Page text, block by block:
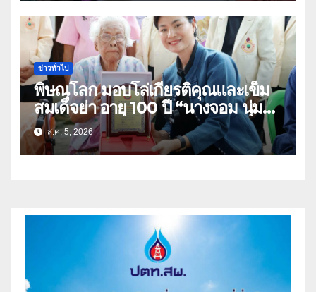
ข่าวทั่วไป
พิษณุโลก มอบโล่เกียรติคุณและเข็ม
สมเด็จย่า อายุ 100 ปี “นางจอม นุ่ม
เนตร” ตำบลบ้านกร่าง อำเภอเมือง
ส.ค. 5, 2026